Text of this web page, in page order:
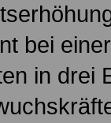
bei
in drei